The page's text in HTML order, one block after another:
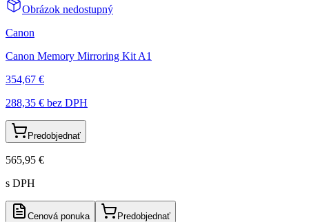
Obrázok nedostupný
Canon
Canon Memory Mirroring Kit A1
354,67 €
288,35 € bez DPH
Predobjednať
565,95 €
s DPH
Cenová ponuka Predobjednať